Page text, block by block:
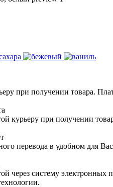
при получении товара.
курьеру при получении
перевода в удобном для
через систему электронных